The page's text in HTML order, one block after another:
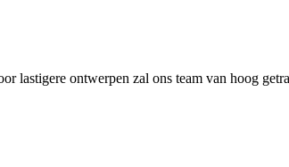
lastigere ontwerpen zal ons team van hoog